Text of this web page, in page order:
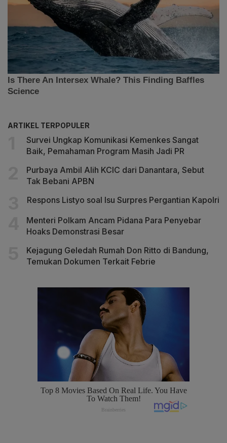
ARTIKEL TERPOPULER
Survei Ungkap Komunikasi Kemenkes Sangat
Baik, Pemahaman Program Masih Jadi PR
Purbaya Ambil Alih KCIC dari Danantara, Sebut
Tak Bebani APBN
Respons Listyo soal Isu Surpres Pergantian Kapolri
Menteri Polkam Ancam Pidana Para Penyebar
Hoaks Demonstrasi Besar
Kejagung Geledah Rumah Don Ritto di Bandung,
Temukan Dokumen Terkait Febrie